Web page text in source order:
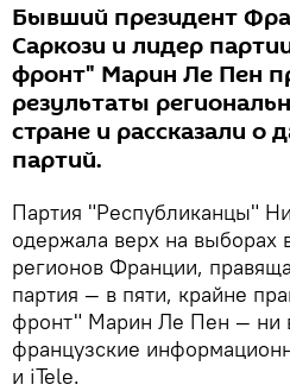
Бывший президент
Саркози и лидер
фронт" Марин Ле Пен
результаты
стране и рассказали о
партий.
Партия "Республиканцы"
одержала верх на выборах
регионов Франции,
партия — в пяти, крайне
фронт" Марин Ле Пен — ни
французские
и iTele.